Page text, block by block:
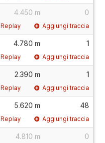
4.450 m 0
Replay Aggiungi traccia
4.780 m 1
Replay Aggiungi traccia
2.390 m 1
Replay Aggiungi traccia
5.620 m 48
Replay Aggiungi traccia
4.810 m 0